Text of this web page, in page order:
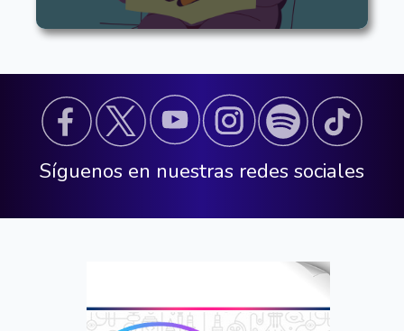
Síguenos en nuestras redes sociales